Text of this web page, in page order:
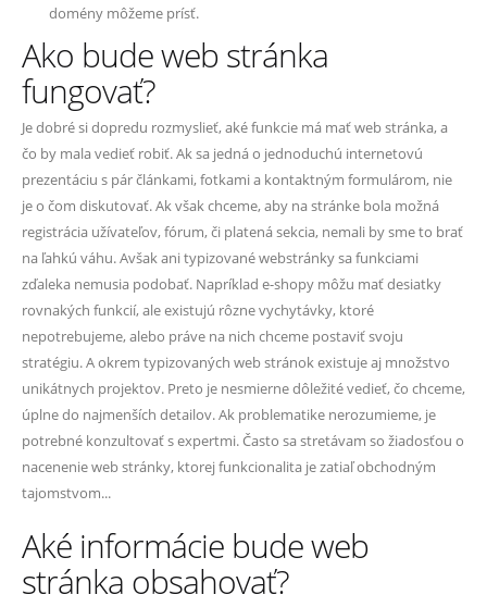
domény môžeme prísť.
Ako bude web stránka
fungovať?
Je dobré si dopredu rozmyslieť, aké funkcie má mať web stránka, a
čo by mala vedieť robiť. Ak sa jedná o jednoduchú internetovú
prezentáciu s pár článkami, fotkami a kontaktným formulárom, nie
je o čom diskutovať. Ak však chceme, aby na stránke bola možná
registrácia užívateľov, fórum, či platená sekcia, nemali by sme to brať
na ľahkú váhu. Avšak ani typizované webstránky sa funkciami
zďaleka nemusia podobať. Napríklad e-shopy môžu mať desiatky
rovnakých funkcií, ale existujú rôzne vychytávky, ktoré
nepotrebujeme, alebo práve na nich chceme postaviť svoju
stratégiu. A okrem typizovaných web stránok existuje aj množstvo
unikátnych projektov. Preto je nesmierne dôležité vedieť, čo chceme,
úplne do najmenších detailov. Ak problematike nerozumieme, je
potrebné konzultovať s expertmi. Často sa stretávam so žiadosťou o
nacenenie web stránky, ktorej funkcionalita je zatiaľ obchodným
tajomstvom...
Aké informácie bude web
stránka obsahovať?